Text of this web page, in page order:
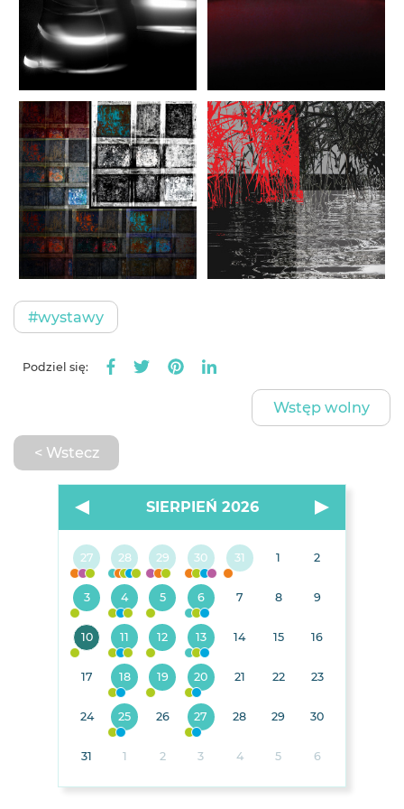
#wystawy
Podziel się:
< Wstecz
Wstęp wolny
SIERPIEŃ 2026
27 28 29 30 31 1 2
3 4 5 6 7 8 9
10 11 12 13 14 15 16
17 18 19 20 21 22 23
24 25 26 27 28 29 30
31 1 2 3 4 5 6